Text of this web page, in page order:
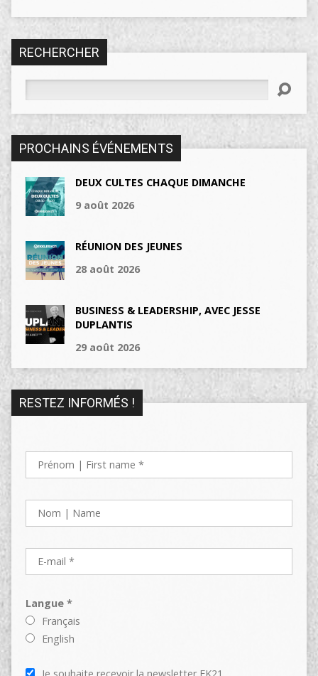
RECHERCHER
PROCHAINS ÉVÉNEMENTS
DEUX CULTES CHAQUE DIMANCHE
9 août 2026
RÉUNION DES JEUNES
28 août 2026
BUSINESS & LEADERSHIP, AVEC JESSE
DUPLANTIS
29 août 2026
RESTEZ INFORMÉS !
Langue *
Français
English